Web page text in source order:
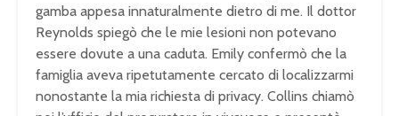
gamba appesa innaturalmente dietro di me. Il dottor
Reynolds spiegò che le mie lesioni non potevano
essere dovute a una caduta. Emily confermò che la
famiglia aveva ripetutamente cercato di localizzarmi
nonostante la mia richiesta di privacy. Collins chiamò